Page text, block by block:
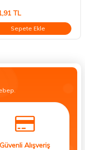
TL
Sepete Ekle
Güvenli Alışveriş